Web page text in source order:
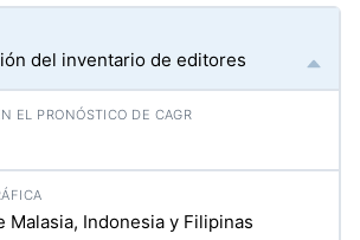
del inventario de editores
Malasia, Indonesia y Filipinas